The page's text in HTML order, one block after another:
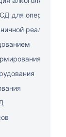
для операций с
стоп-